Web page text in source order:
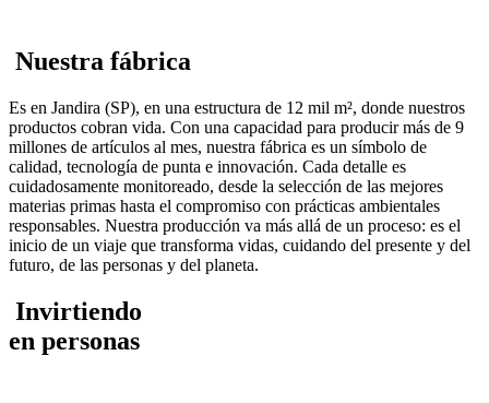
Nuestra fábrica
Es en Jandira (SP), en una estructura de 12 mil m², donde nuestros
productos cobran vida. Con una capacidad para producir más de 9
millones de artículos al mes, nuestra fábrica es un símbolo de
calidad, tecnología de punta e innovación. Cada detalle es
cuidadosamente monitoreado, desde la selección de las mejores
materias primas hasta el compromiso con prácticas ambientales
responsables. Nuestra producción va más allá de un proceso: es el
inicio de un viaje que transforma vidas, cuidando del presente y del
futuro, de las personas y del planeta.
Invirtiendo
en personas